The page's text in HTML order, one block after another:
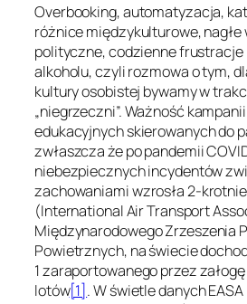
Overbooking, automatyzacja,
różnice międzykulturowe, nagłe
polityczne, codzienne frustracje
alkoholu, czyli rozmowa o tym,
kultury osobistej bywamy w
„niegrzeczni”. Ważność
edukacyjnych skierowanych do
zwłaszcza że po pandemii
niebezpiecznych incydentów
zachowaniami wzrosła 2-
(International Air Transport
Międzynarodowego Zrzeszenia
Powietrznych, na świecie
1 zaraportowanego przez
lotów[1]. W świetle danych